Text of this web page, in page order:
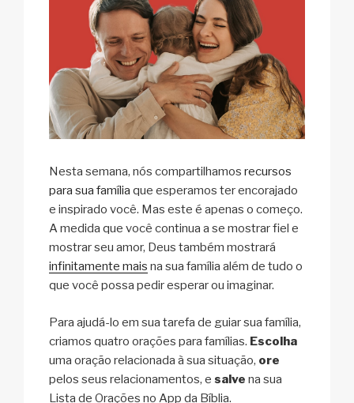
Nesta semana, nós compartilhamos recursos
para sua família que esperamos ter encorajado
e inspirado você. Mas este é apenas o começo.
A medida que você continua a se mostrar fiel e
mostrar seu amor, Deus também mostrará
infinitamente mais na sua família além de tudo o
que você possa pedir esperar ou imaginar.
Para ajudá-lo em sua tarefa de guiar sua família,
criamos quatro orações para famílias. Escolha
uma oração relacionada à sua situação, ore
pelos seus relacionamentos, e salve na sua
Lista de Orações no App da Bíblia.